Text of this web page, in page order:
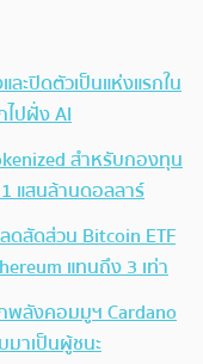
ละปิดตัวเป็นแห่งแรกใน
ปฝั่ง AI
สำหรับกองทุน
แสนล้านดอลลาร์
สัดส่วน Bitcoin ETF
แทนถึง 3 เท่า
พลังคอมมูฯ Cardano
าเป็นผู้ชนะ